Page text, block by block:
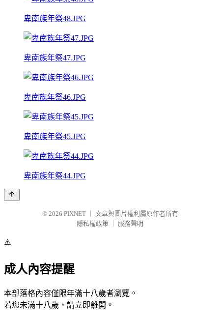
卑南族年祭48.JPG
卑南族年祭47.JPG
卑南族年祭46.JPG
卑南族年祭45.JPG
卑南族年祭44.JPG
© 2026 PIXNET
文章與圖片權利屬原作者所有
隱私權政策
服務聲明
⚠️
成人內容提醒
本部落格內容僅限年滿十八歲者瀏覽。
若您未滿十八歲，請立即離開。